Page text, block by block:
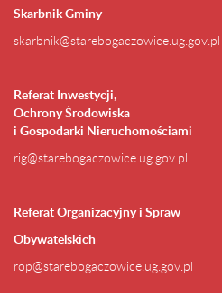
Skarbnik Gminy
skarbnik@starebogaczowice.ug.gov.pl
Referat Inwestycji,
Ochrony Środowiska
i Gospodarki Nieruchomościami
rig@starebogaczowice.ug.gov.pl
Referat Organizacyjny i Spraw
Obywatelskich
rop@starebogaczowice.ug.gov.pl